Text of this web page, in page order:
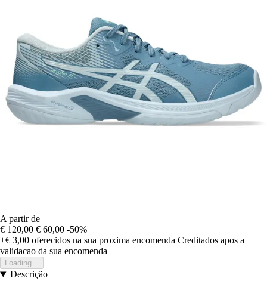
A partir de
€ 120,00 € 60,00 -50%
+€ 3,00 oferecidos na sua proxima encomenda Creditados apos a
validacao da sua encomenda
Loading...
Descrição